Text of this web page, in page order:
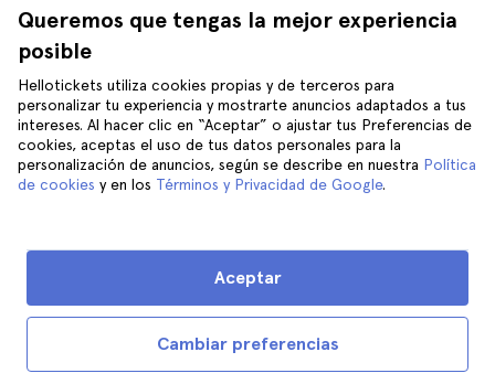
Queremos que tengas la mejor experiencia
posible
Hellotickets utiliza cookies propias y de terceros para
personalizar tu experiencia y mostrarte anuncios adaptados a tus
intereses. Al hacer clic en “Aceptar” o ajustar tus Preferencias de
cookies, aceptas el uso de tus datos personales para la
personalización de anuncios, según se describe en nuestra Política
de cookies y en los Términos y Privacidad de Google.
Cambiar preferencias
Aceptar
Opiniones
Privacidad
Términos y Condiciones
Aviso Legal
Cookies
Londres
Granada
Tenerife
Ayuda
Unite a nosotros en